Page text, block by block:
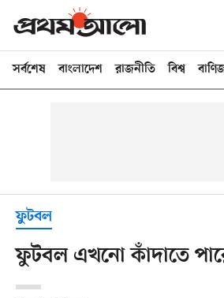
সর্বশেষ বাংলাদেশ রাজনীতি বিশ্ব
ফুটবল
ফুটবল এখনো কাঁদাতে